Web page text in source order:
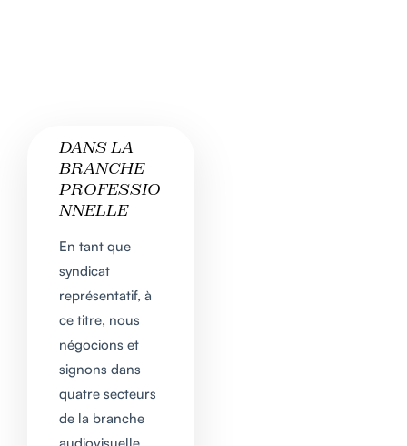
DANS LA
BRANCHE
PROFESSIO
NNELLE
En tant que
syndicat
représentatif, à
ce titre, nous
négocions et
signons dans
quatre secteurs
de la branche